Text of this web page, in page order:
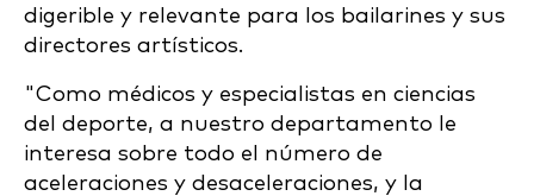
digerible y relevante para los bailarines y sus
directores artísticos.
"Como médicos y especialistas en ciencias
del deporte, a nuestro departamento le
interesa sobre todo el número de
aceleraciones y desaceleraciones, y la